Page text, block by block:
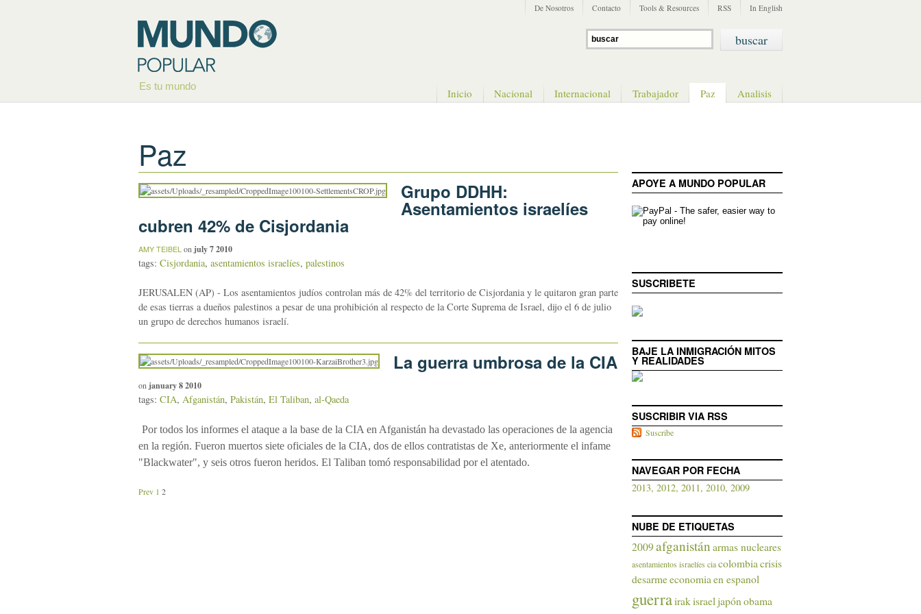
Es tu mundo
De Nosotros Contacto Tools & Resources RSS In English
Inicio Nacional Internacional Trabajador Paz Analisis
Paz
Grupo DDHH:
Asentamientos israelíes
cubren 42% de Cisjordania
AMY TEIBEL on july 7 2010
tags: Cisjordania, asentamientos israelíes, palestinos
JERUSALEN (AP) - Los asentamientos judíos controlan más de 42% del territorio de Cisjordania y le quitaron gran parte
de esas tierras a dueños palestinos a pesar de una prohibición al respecto de la Corte Suprema de Israel, dijo el 6 de julio
un grupo de derechos humanos israelí.
La guerra umbrosa de la CIA
on january 8 2010
tags: CIA, Afganistán, Pakistán, El Taliban, al-Qaeda
Por todos los informes el ataque a la base de la CIA en Afganistán ha devastado las operaciones de la agencia
en la región. Fueron muertos siete oficiales de la CIA, dos de ellos contratistas de Xe, anteriormente el infame
"Blackwater", y seis otros fueron heridos. El Taliban tomó responsabilidad por el atentado.
Prev 1 2
APOYE A MUNDO POPULAR
SUSCRIBETE
BAJE LA INMIGRACIÓN MITOS
Y REALIDADES
SUSCRIBIR VIA RSS
Suscribe
NAVEGAR POR FECHA
2013, 2012, 2011, 2010, 2009
NUBE DE ETIQUETAS
2009afganistán armas nucleares
asentamientos israelíes ciacolombiacrisis
desarmeeconomiaen espanol
guerrairakisraeljapónobama